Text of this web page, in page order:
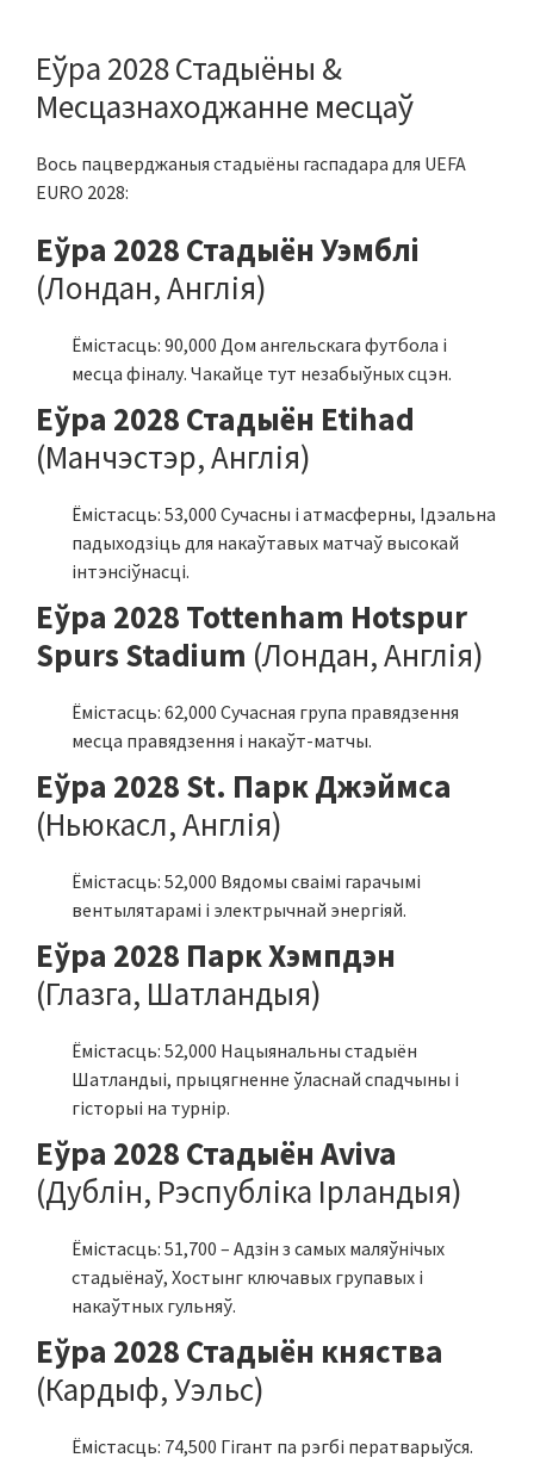
Еўра 2028 Стадыёны &
Месцазнаходжанне месцаў
Вось пацверджаныя стадыёны гаспадара для UEFA
EURO 2028:
Еўра 2028 Стадыён Уэмблі
(Лондан, Англія)
Ёмістасць: 90,000 Дом ангельскага футбола і
месца фіналу. Чакайце тут незабыўных сцэн.
Еўра 2028 Стадыён Etihad
(Манчэстэр, Англія)
Ёмістасць: 53,000 Сучасны і атмасферны, Ідэальна
падыходзіць для накаўтавых матчаў высокай
інтэнсіўнасці.
Еўра 2028 Tottenham Hotspur
Spurs Stadium (Лондан, Англія)
Ёмістасць: 62,000 Сучасная група правядзення
месца правядзення і накаўт-матчы.
Еўра 2028 St. Парк Джэймса
(Ньюкасл, Англія)
Ёмістасць: 52,000 Вядомы сваімі гарачымі
вентылятарамі і электрычнай энергіяй.
Еўра 2028 Парк Хэмпдэн
(Глазга, Шатландыя)
Ёмістасць: 52,000 Нацыянальны стадыён
Шатландыі, прыцягненне ўласнай спадчыны і
гісторыі на турнір.
Еўра 2028 Стадыён Aviva
(Дублін, Рэспубліка Ірландыя)
Ёмістасць: 51,700 – Адзін з самых маляўнічых
стадыёнаў, Хостынг ключавых групавых і
накаўтных гульняў.
Еўра 2028 Стадыён княства
(Кардыф, Уэльс)
Ёмістасць: 74,500 Гігант па рэгбі ператварыўся.